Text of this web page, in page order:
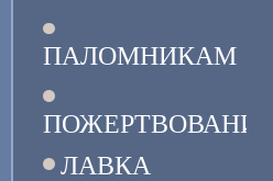
ПАЛОМНИКАМ
ПОЖЕРТВОВАНИЯ
ЛАВКА